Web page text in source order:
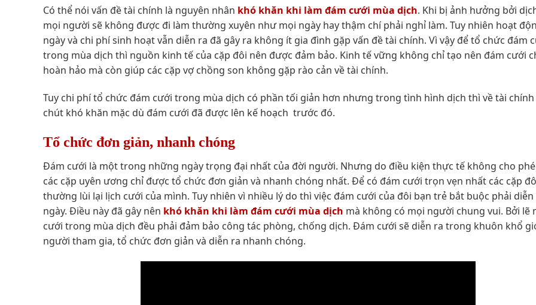
Có thể nói vấn đề tài chính là nguyên nhân khó khăn khi làm đám cưới mùa dịch. Khi bị ảnh hưởng bởi
mọi người sẽ không được đi làm thường xuyên như mọi ngày hay thậm chí phải nghỉ làm. Tuy nhiên hoạt
ngày và chi phí sinh hoạt vẫn diễn ra đã gây ra không ít gia đình gặp vấn đề tài chính. Vì vậy để tổ chức đám
trong mùa dịch thì nguồn kinh tế của cặp đôi nên được đảm bảo. Kinh tế vững không chỉ tạo nên đám cưới
hoàn hảo mà còn giúp các cặp vợ chồng son không gặp rào cản về tài chính.
Tuy chi phí tổ chức đám cưới trong mùa dịch có phần tối giản hơn nhưng trong tình hình dịch thì về tài chính
chút khó khăn mặc dù đám cưới đã được lên kế hoạch trước đó.
Tổ chức đơn giản, nhanh chóng
Đám cưới là một trong những ngày trọng đại nhất của đời người. Nhưng do điều kiện thực tế không cho
các cặp uyên ương chỉ được tổ chức đơn giản và nhanh chóng nhất. Để có đám cưới trọn vẹn nhất các cặp
thường lùi lại lịch cưới của mình. Tuy nhiên vì nhiều lý do thì việc đám cưới của đôi bạn trẻ bắt buộc phải
ngày. Điều này đã gây nên khó khăn khi làm đám cưới mùa dịch mà không có mọi người chung vui. Bởi lẽ
cưới trong mùa dịch đều phải đảm bảo công tác phòng, chống dịch. Đám cưới sẽ diễn ra trong khuôn khổ
người tham gia, tổ chức đơn giản và diễn ra nhanh chóng.